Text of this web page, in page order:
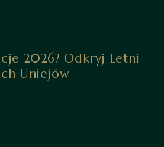
2026? Odkryj Letni
Uniejów